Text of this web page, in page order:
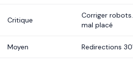
Critique
Corriger
mal placé
Moyen Redirections